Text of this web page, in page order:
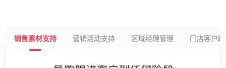
销售素材支持 营销活动支持 区域经理管理 门店客户